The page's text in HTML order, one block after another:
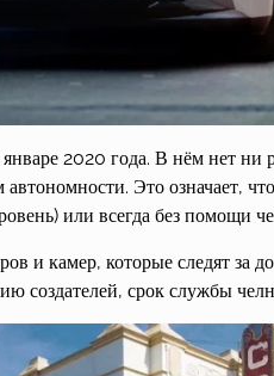
2020 года. В нём нет ни
Это означает,
или всегда без помощи
и камер, которые следят
создателей, срок службы